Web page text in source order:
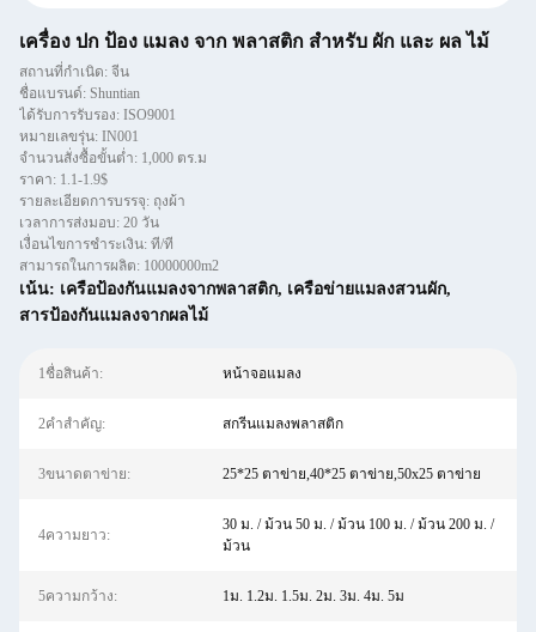
เครื่อง ปก ป้อง แมลง จาก พลาสติก สําหรับ ผัก และ ผล ไม้
สถานที่กำเนิด: จีน
ชื่อแบรนด์: Shuntian
ได้รับการรับรอง: ISO9001
หมายเลขรุ่น: IN001
จำนวนสั่งซื้อขั้นต่ำ: 1,000 ตร.ม
ราคา: 1.1-1.9$
รายละเอียดการบรรจุ: ถุงผ้า
เวลาการส่งมอบ: 20 วัน
เงื่อนไขการชำระเงิน: ที/ที
สามารถในการผลิต: 10000000m2
เน้น: เครือป้องกันแมลงจากพลาสติก, เครือข่ายแมลงสวนผัก,
สารป้องกันแมลงจากผลไม้
1ชื่อสินค้า: หน้าจอแมลง
2คำสำคัญ: สกรีนแมลงพลาสติก
3ขนาดตาข่าย: 25*25 ตาข่าย,40*25 ตาข่าย,50x25 ตาข่าย
4ความยาว:
30 ม. / ม้วน 50 ม. / ม้วน 100 ม. / ม้วน 200 ม. /
ม้วน
5ความกว้าง: 1ม. 1.2ม. 1.5ม. 2ม. 3ม. 4ม. 5ม